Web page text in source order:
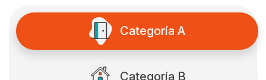
Categoría A
Categoría B